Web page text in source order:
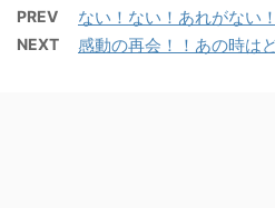
PREV ない！ない！あれがない！
NEXT 感動の再会！！あの時は